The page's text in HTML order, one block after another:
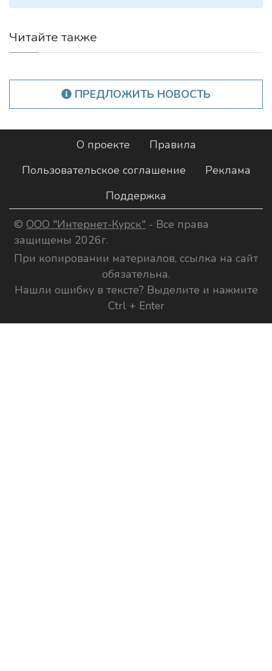
Читайте также
ПРЕДЛОЖИТЬ НОВОСТЬ
О проекте
Правила
Пользовательское соглашение
Реклама
Поддержка
© ООО "Интернет-Курск" - Все права
защищены 2026г.
При копировании материалов, ссылка на сайт
обязательна.
Нашли ошибку в тексте? Выделите и нажмите
Ctrl + Enter